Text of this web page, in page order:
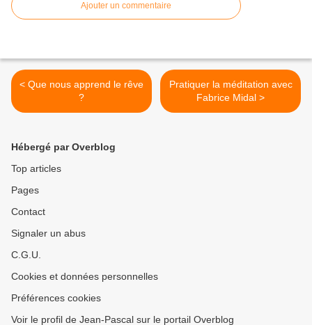
Ajouter un commentaire
< Que nous apprend le rêve
?
Pratiquer la méditation avec
Fabrice Midal >
Hébergé par Overblog
Top articles
Pages
Contact
Signaler un abus
C.G.U.
Cookies et données personnelles
Préférences cookies
Voir le profil de Jean-Pascal sur le portail Overblog